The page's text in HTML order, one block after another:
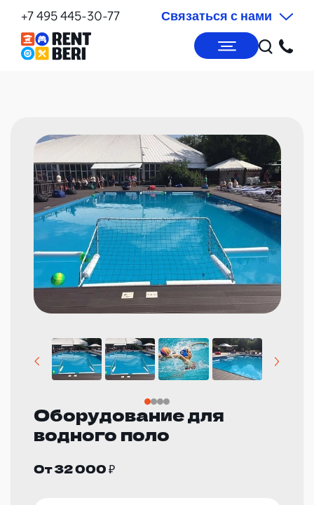
+7 495 445-30-77 Связаться с нами
Оборудование для
водного поло
От 32 000 ₽